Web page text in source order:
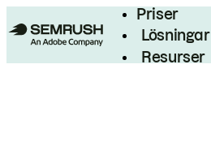
Priser
Lösningar
Resurser